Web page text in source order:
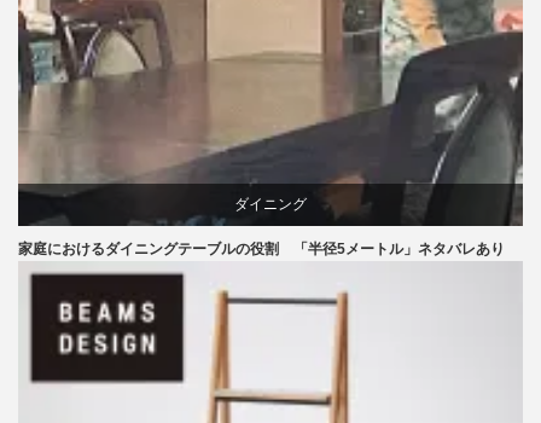
ダイニング
椅子
家庭におけるダイニングテーブルの役割 「半径5メートル」ネタバレあり